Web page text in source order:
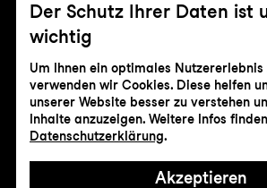
© Genossenschaft Konzert und
St.Gallen
Der Schutz Ihrer Daten ist
wichtig
Um Ihnen ein optimales Nutzererlebnis
verwenden wir Cookies. Diese helfen
unserer Website besser zu verstehen
Inhalte anzuzeigen. Weitere Infos
Datenschutzerklärung.
Akzeptieren